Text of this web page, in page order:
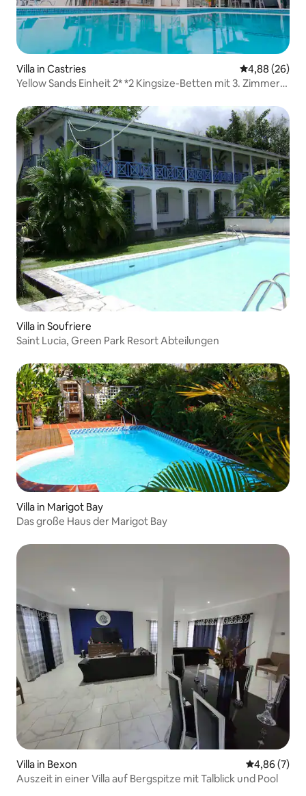
Villa in Castries
4,88 (26)
Yellow Sands Einheit 2* *2 Kingsize-Betten mit 3. Zimmer
Villa in Soufriere
Saint Lucia, Green Park Resort Abteilungen
Villa in Marigot Bay
Das große Haus der Marigot Bay
Villa in Bexon
4,86 (7)
Auszeit in einer Villa auf Bergspitze mit Talblick und Pool